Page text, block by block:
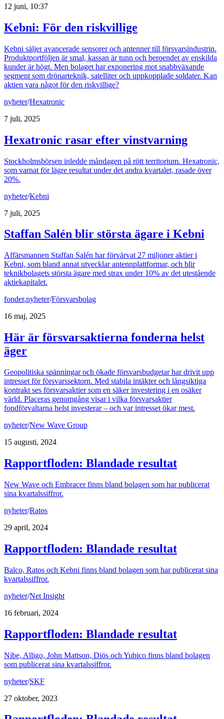
12 juni, 10:37
Kebni: För den riskvillige
Kebni säljer avancerade sensorer och antenner till försvarsindustrin.
Produktportföljen är smal, kassan är tunn och beroendet av enskilda
kunder är högt. Men bolaget har exponering mot snabbväxande
segment som drönarteknik, satelliter och uppkopplade soldater. Kan
aktien vara något för den riskvillige?
nyheter/Hexatronic
7 juli, 2025
Hexatronic rasar efter vinstvarning
Stockholmsbörsen inledde måndagen på rött territorium. Hexatronic,
som varnat för lägre resultat under det andra kvartalet, rasade över
20%.
nyheter/Kebni
7 juli, 2025
Staffan Salén blir största ägare i Kebni
Affärsmannen Staffan Salén har förvärvat 27 miljoner aktier i
Kebni, som bland annat utvecklar antennplattformar, och blir
teknikbolagets största ägare med strax under 10% av det utestående
aktiekapitalet.
fonder,nyheter/Försvarsbolag
16 maj, 2025
Här är försvarsaktierna fonderna helst
äger
Geopolitiska spänningar och ökade försvarsbudgetar har drivit upp
intresset för försvarssektorn. Med stabila intäkter och långsiktiga
kontrakt ses försvarsaktier som en säker investering i en osäker
värld. Placeras genomgång visar i vilka försvarsaktier
fondförvaltarna helst investerar – och var intresset ökar mest.
nyheter/New Wave Group
15 augusti, 2024
Rapportfloden: Blandade resultat
New Wave och Embracer finns bland bolagen som har publicerat
sina kvartalssiffror.
nyheter/Ratos
29 april, 2024
Rapportfloden: Blandade resultat
Balco, Ratos och Kebni finns bland bolagen som har publicerat sina
kvartalssiffror.
nyheter/Net Insight
16 februari, 2024
Rapportfloden: Blandade resultat
Nibe, Alligo, John Mattson, Diös och Yubico finns bland bolagen
som publicerat sina kvartalssiffror.
nyheter/SKF
27 oktober, 2023